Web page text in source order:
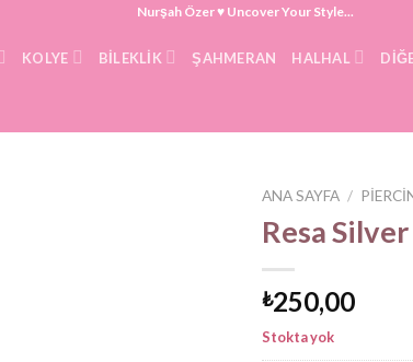
Nurşah Özer ♥ Uncover Your Style...
KOLYE BILEKLIK ŞAHMERAN HALHAL
ANA SAYFA /
Resa
₺250,00
Stokta yok